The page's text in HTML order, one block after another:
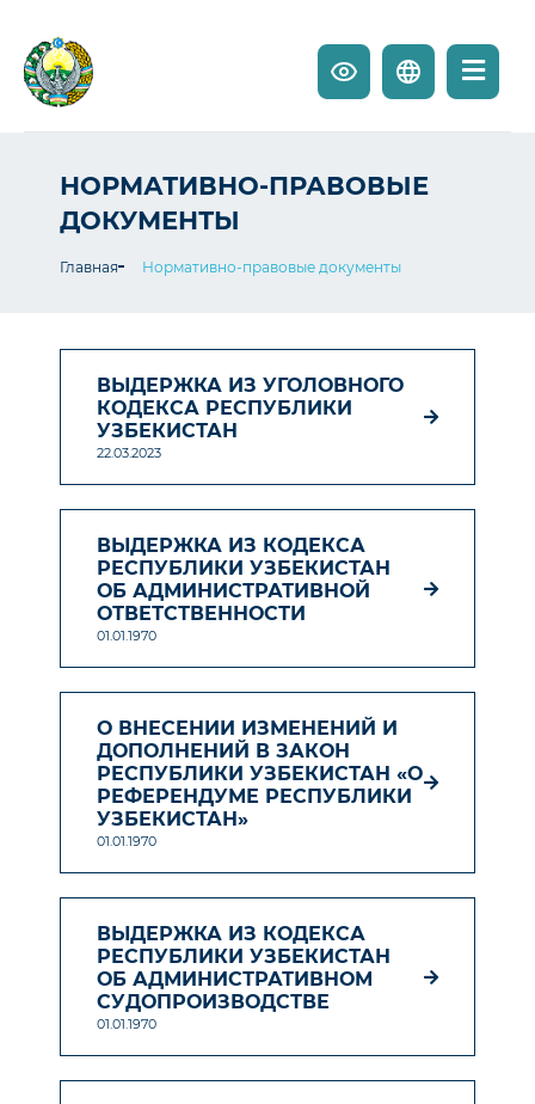
НОРМАТИВНО-ПРАВОВЫЕ
ДОКУМЕНТЫ
Главная Нормативно-правовые документы
ВЫДЕРЖКА ИЗ УГОЛОВНОГО
КОДЕКСА РЕСПУБЛИКИ
УЗБЕКИСТАН
22.03.2023
ВЫДЕРЖКА ИЗ КОДЕКСА
РЕСПУБЛИКИ УЗБЕКИСТАН
ОБ АДМИНИСТРАТИВНОЙ
ОТВЕТСТВЕННОСТИ
01.01.1970
О ВНЕСЕНИИ ИЗМЕНЕНИЙ И
ДОПОЛНЕНИЙ В ЗАКОН
РЕСПУБЛИКИ УЗБЕКИСТАН «О
РЕФЕРЕНДУМЕ РЕСПУБЛИКИ
УЗБЕКИСТАН»
01.01.1970
ВЫДЕРЖКА ИЗ КОДЕКСА
РЕСПУБЛИКИ УЗБЕКИСТАН
ОБ АДМИНИСТРАТИВНОМ
СУДОПРОИЗВОДСТВЕ
01.01.1970